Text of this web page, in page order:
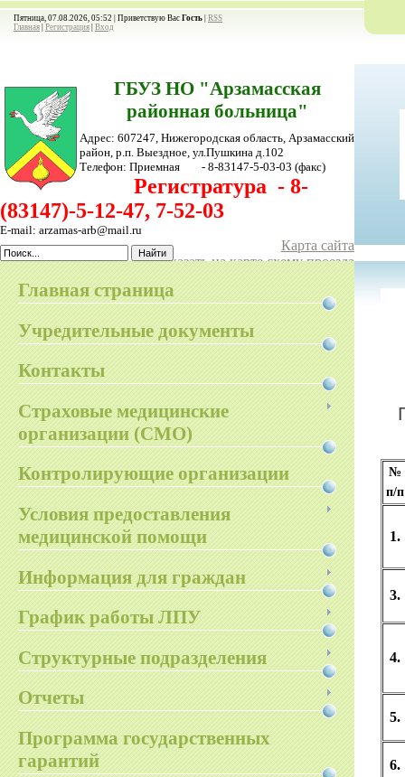
Пятница, 07.08.2026, 05:52 | Приветствую Вас Гость RSS
Главная Регистрация Вход
ГБУЗ НО "Арзамасская
районная больница"
Адрес: 607247, Нижегородская область, Арзамасский
район, р.п. Выездное, ул.Пушкина д.102
Телефон: Приемная - 8-83147-5-03-03 (факс)
Регистратура - 8-
(83147)-5-12-47, 7-52-03
E-mail: arzamas-arb@mail.ru
Карта сайта
Показать на карте схему проезда
Главная страница
Учредительные документы
Контакты
Страховые медицинские
организации (СМО)
Контролирующие организации
Условия предоставления
медицинской помощи
Информация для граждан
График работы ЛПУ
Структурные подразделения
Отчеты
Программа государственных
гарантий
№
п/п
1.
3.
4.
5.
6.